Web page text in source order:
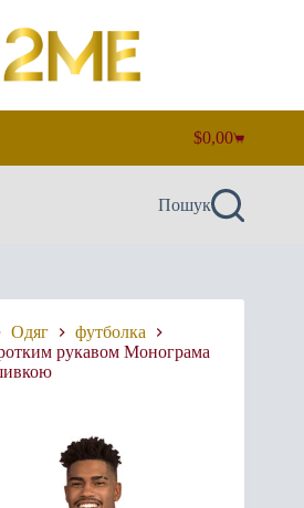
Кошик
$0,00
Пошук
Одяг
футболка
рукавом Монограма